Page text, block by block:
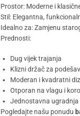
Prostor: Moderne i
Stil: Elegantna,
Idealno za: Zamjenu
Prednosti:
Dug vijek trajanja
Klizni držač za
Moderan i kvadratni
Otporan na vlagu i
Jednostavna ugradnja
Pogledajte našu ponudu